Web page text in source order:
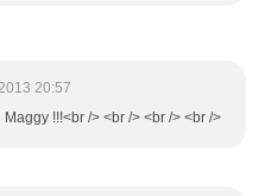
20:57
!!!<br /> <br /> <br /> <br />